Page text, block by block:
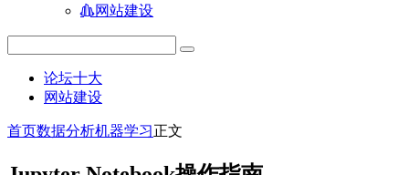
网站建设
论坛十大
网站建设
首页数据分析机器学习正文